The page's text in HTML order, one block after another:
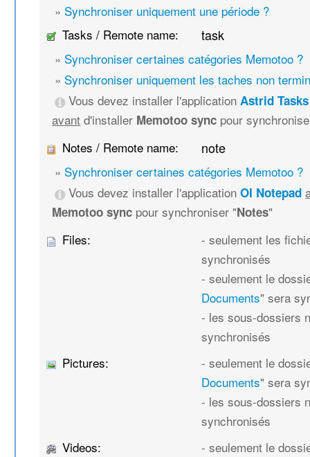
» Synchroniser uniquement une période ?
Tasks / Remote name:
task
» Synchroniser certaines catégories Memotoo ?
» Synchroniser uniquement les taches non
Vous devez installer l'applicationAstrid
avant d'installer Memotoo sync pour
Notes / Remote name:
note
» Synchroniser certaines catégories Memotoo ?
Vous devez installer l'applicationOI Notepad
Memotoo sync pour synchroniser "Notes"
Files:
- seulement les
synchronisés
- seulement le
Documents" sera
- les sous-dossiers
synchronisés
Pictures:
- seulement le
Documents" sera
- les sous-dossiers
synchronisés
Videos:
- seulement le